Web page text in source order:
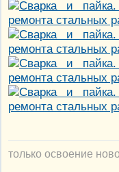
только освоение